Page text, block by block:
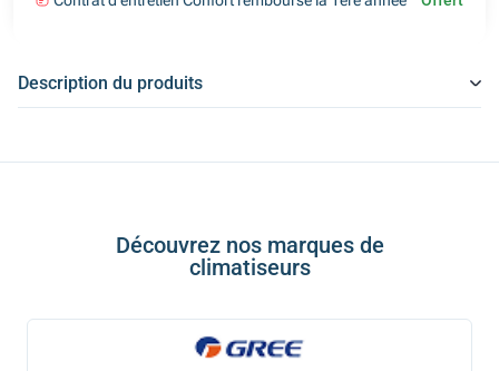
Description du produits
Découvrez nos marques de
climatiseurs